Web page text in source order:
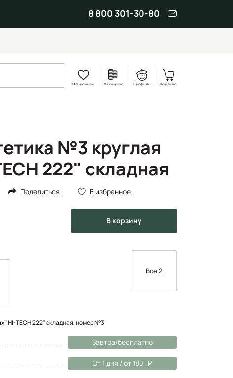
8 800 301-30-80
Избранное 0 бонусов Профиль Корзина
№3 круглая
222" складная
Поделиться В избранное
в корзину
Все 2
"HI-TECH 222" складная, номер №3
Завтра/бесплатно
От 1 дня / от 180